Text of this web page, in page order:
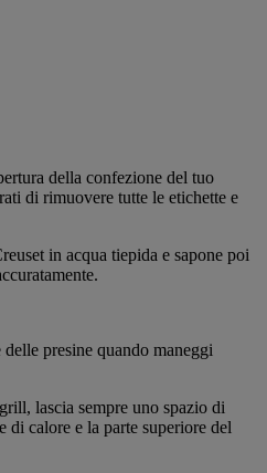
della confezione del tuo
di rimuovere tutte le etichette e
in acqua tiepida e sapone poi
presine quando maneggi
lascia sempre uno spazio di
di calore e la parte superiore del